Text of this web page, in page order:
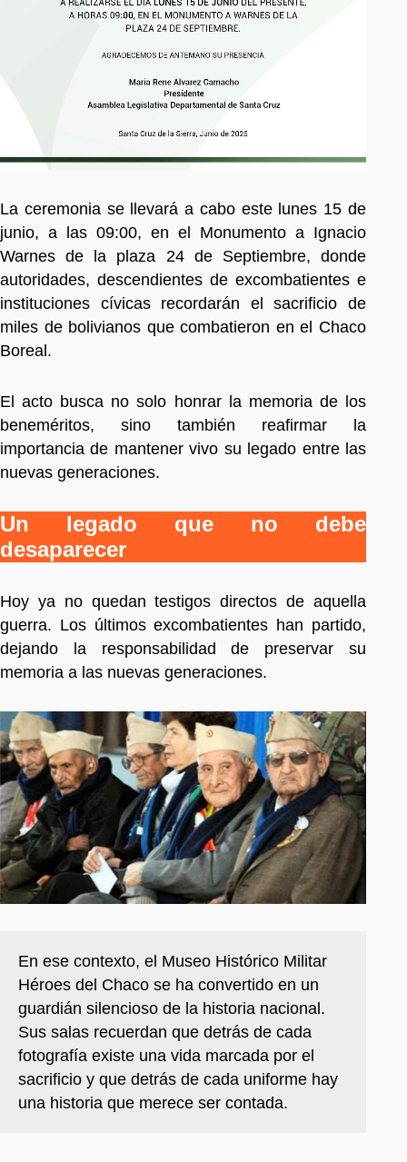
La ceremonia se llevará a cabo este lunes 15 de
junio, a las 09:00, en el Monumento a Ignacio
Warnes de la plaza 24 de Septiembre, donde
autoridades, descendientes de excombatientes e
instituciones cívicas recordarán el sacrificio de
miles de bolivianos que combatieron en el Chaco
Boreal.
El acto busca no solo honrar la memoria de los
beneméritos, sino también reafirmar la
importancia de mantener vivo su legado entre las
nuevas generaciones.
Un legado que no debe
desaparecer
Hoy ya no quedan testigos directos de aquella
guerra. Los últimos excombatientes han partido,
dejando la responsabilidad de preservar su
memoria a las nuevas generaciones.
En ese contexto, el Museo Histórico Militar
Héroes del Chaco se ha convertido en un
guardián silencioso de la historia nacional.
Sus salas recuerdan que detrás de cada
fotografía existe una vida marcada por el
sacrificio y que detrás de cada uniforme hay
una historia que merece ser contada.